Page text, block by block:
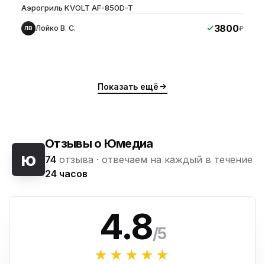
Аэрогриль KVOLT AF-850D-T
ЛВ Лойко В. С. 3800₽
Показать ещё
ю
Отзывы о Юмедиа
74 отзыва · отвечаем на каждый в течение
24 часов
4.8/5
★★★★★